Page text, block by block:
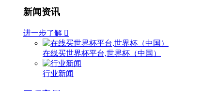
新闻资讯
进一步了解 
在线买世界杯平台,世界杯（中国）
行业新闻